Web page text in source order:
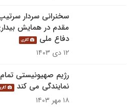
سخنرانی سردار
مقدم در همایش
دفاع ملی
گالری
۱۲ دی ۱۴۰۳
رژیم صهیونیستی
نمایندگی می کند
۱۸ مهر ۱۴۰۳